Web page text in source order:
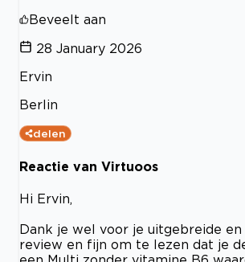
Beveelt aan
28 January 2026
Ervin
Berlin
delen
Reactie van Virtuoos
Hi Ervin,
Dank je wel voor je uitgebreide
review en fijn om te lezen dat je